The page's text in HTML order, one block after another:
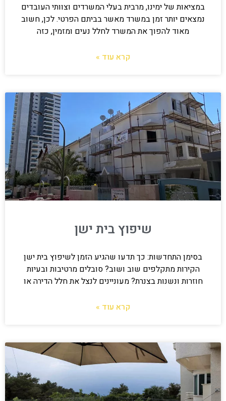
במציאות של ימינו, מרבית בעלי המשרדים וצוותי העובדים
נמצאים יותר זמן במשרד מאשר בביתם הפרטי. לכן, חשוב
מאוד להפוך את המשרד לחלל נעים ומזמין, כזה
קרא עוד »
שיפוץ בית ישן
בסימן התחדשות: כך תדעו שהגיע הזמן לשיפוץ בית ישן
הקירות מתקלפים שוב ושוב? סובלים מרטיבות ובעיות
חוזרות ונשנות בצנרת? מעוניינים לנצל את חלל הדירה או
קרא עוד »